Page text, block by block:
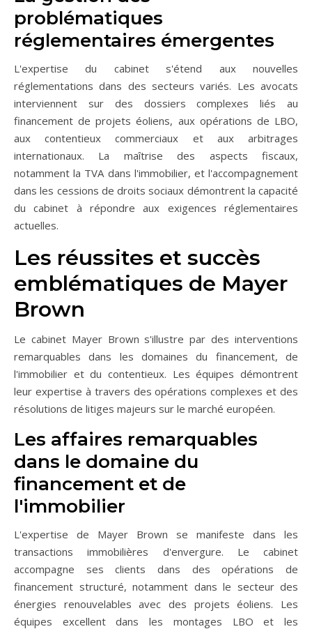
problématiques
réglementaires émergentes
L'expertise du cabinet s'étend aux nouvelles
réglementations dans des secteurs variés. Les avocats
interviennent sur des dossiers complexes liés au
financement de projets éoliens, aux opérations de LBO,
aux contentieux commerciaux et aux arbitrages
internationaux. La maîtrise des aspects fiscaux,
notamment la TVA dans l'immobilier, et l'accompagnement
dans les cessions de droits sociaux démontrent la capacité
du cabinet à répondre aux exigences réglementaires
actuelles.
Les réussites et succès
emblématiques de Mayer
Brown
Le cabinet Mayer Brown s'illustre par des interventions
remarquables dans les domaines du financement, de
l'immobilier et du contentieux. Les équipes démontrent
leur expertise à travers des opérations complexes et des
résolutions de litiges majeurs sur le marché européen.
Les affaires remarquables
dans le domaine du
financement et de
l'immobilier
L'expertise de Mayer Brown se manifeste dans les
transactions immobilières d'envergure. Le cabinet
accompagne ses clients dans des opérations de
financement structuré, notamment dans le secteur des
énergies renouvelables avec des projets éoliens. Les
équipes excellent dans les montages LBO et les